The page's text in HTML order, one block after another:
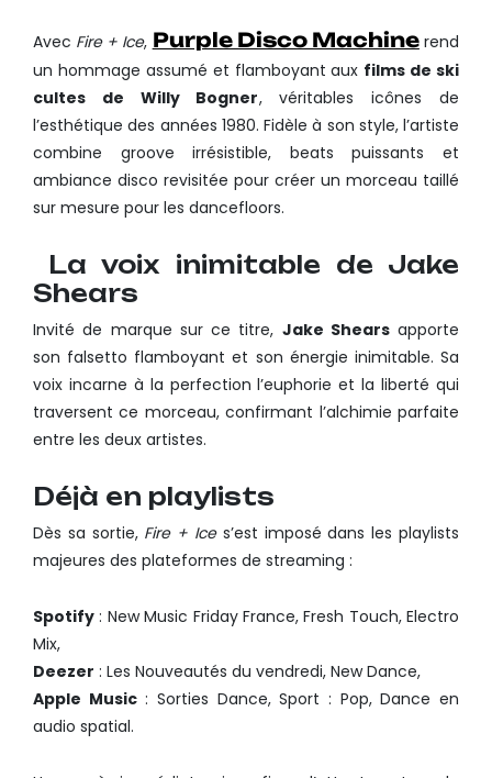
Avec Fire + Ice, Purple Disco Machinerend
un hommage assumé et flamboyant aux films de ski
cultes de Willy Bogner, véritables icônes de
l’esthétique des années 1980. Fidèle à son style, l’artiste
combine groove irrésistible, beats puissants et
ambiance disco revisitée pour créer un morceau taillé
sur mesure pour les dancefloors.
La voix inimitable de Jake
Shears
Invité de marque sur ce titre, Jake Shearsapporte
son falsetto flamboyant et son énergie inimitable. Sa
voix incarne à la perfection l’euphorie et la liberté qui
traversent ce morceau, confirmant l’alchimie parfaite
entre les deux artistes.
Déjà en playlists
Dès sa sortie, Fire + Ices’est imposé dans les playlists
majeures des plateformes de streaming :
Spotify : New Music Friday France, Fresh Touch, Electro
Mix,
Deezer : Les Nouveautés du vendredi, New Dance,
Apple Music: Sorties Dance, Sport : Pop, Dance en
audio spatial.